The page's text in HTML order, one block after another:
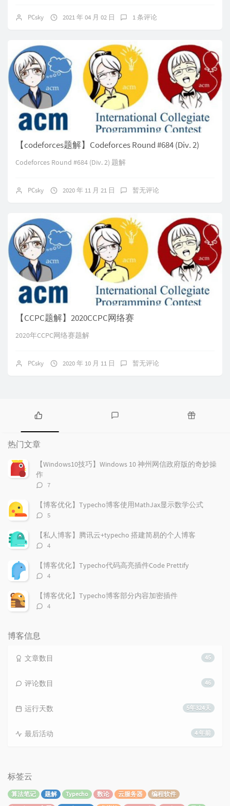
PCsky 2021 年 04 月 02 日 1 条评论
【codeforces题解】Codeforces Round #684 (Div. 2)
Codeforces Round #684 (Div. 2) 题解
PCsky 2020 年 11 月 21 日 暂无评论
【CCPC题解】2020CCPC网络赛
2020年CCPC网络赛题解
PCsky 2020 年 10 月 11 日 暂无评论
热
门
文
章
论
章
热门文章
【Windows10技巧】Windows 10 神州网信政府版的奇妙操
作
评
数：
7
【博客优化】Typecho博客使用MathJax显示数学公式
评
数：
5
【私人博客】腾讯云+typecho 搭建简易的个人博客
评
数：
4
【博客优化】Typecho代码高亮插件Code Prettify
评
数：
4
【博客优化】Typecho博客部分内容加密插件
评
4
博客信息
45
文章数目
46
评论数目
5年324天
运行天数
4 年前
最后活动
标签云
算法笔记 题解 Typecho 数论 云服务器
编程软件